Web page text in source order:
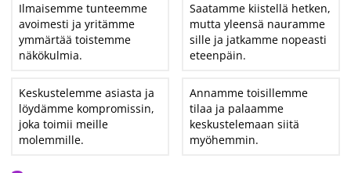
Ilmaisemme tunteemme
avoimesti ja yritämme
ymmärtää toistemme
näkökulmia.
Saatamme kiistellä hetken,
mutta yleensä nauramme
sille ja jatkamme nopeasti
eteenpäin.
Keskustelemme asiasta ja
löydämme kompromissin,
joka toimii meille
molemmille.
Annamme toisillemme
tilaa ja palaamme
keskustelemaan siitä
myöhemmin.